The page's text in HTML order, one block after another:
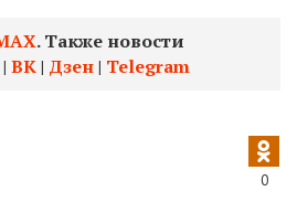
. Также новости
| ВК| Дзен| Telegram
0